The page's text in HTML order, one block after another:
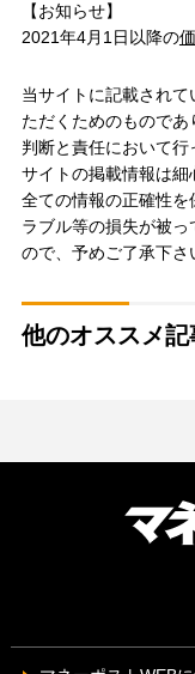
【お知らせ】
2021年4月1日以降の
当サイトに記載され
ただくためのもので
判断と責任において
サイトの掲載情報は
全ての情報の正確性を
ラブル等の損失が被
ので、予めご了承下さ
他のオススメ記